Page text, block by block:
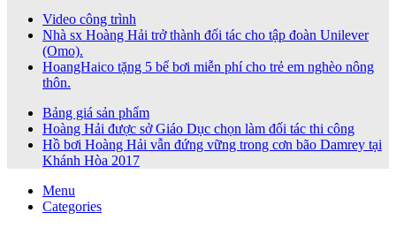
Video công trình
Nhà sx Hoàng Hải trở thành đối tác cho tập đoàn Unilever
(Omo).
HoangHaico tặng 5 bể bơi miễn phí cho trẻ em nghèo nông
thôn.
Bảng giá sản phẩm
Hoàng Hải được sở Giáo Dục chọn làm đối tác thi công
Hồ bơi Hoàng Hải vẫn đứng vững trong cơn bão Damrey tại
Khánh Hòa 2017
Menu
Categories